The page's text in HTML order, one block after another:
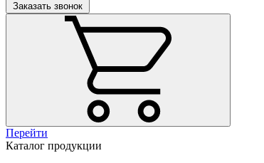
Заказать звонок
Перейти
Каталог продукции